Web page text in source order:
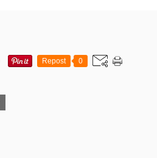
Repost 0